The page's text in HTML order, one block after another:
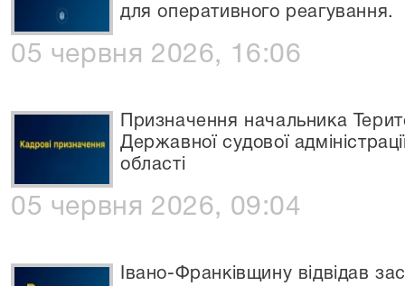
для оперативного реагування.
05 червня 2026, 16:06
Призначення начальника
Державної судової
області
05 червня 2026, 09:04
Івано-Франківщину відвідав